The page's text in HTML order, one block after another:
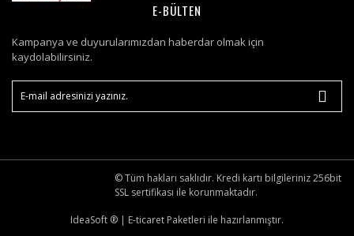
E-BÜLTEN
Kampanya ve duyurularımızdan haberdar olmak için
kaydolabilirsiniz.
© Tüm hakları saklıdır. Kredi kartı bilgileriniz 256bit
SSL sertifikası ile korunmaktadır.
IdeaSoft ® | E-ticaret Paketleri ile hazırlanmıştır.